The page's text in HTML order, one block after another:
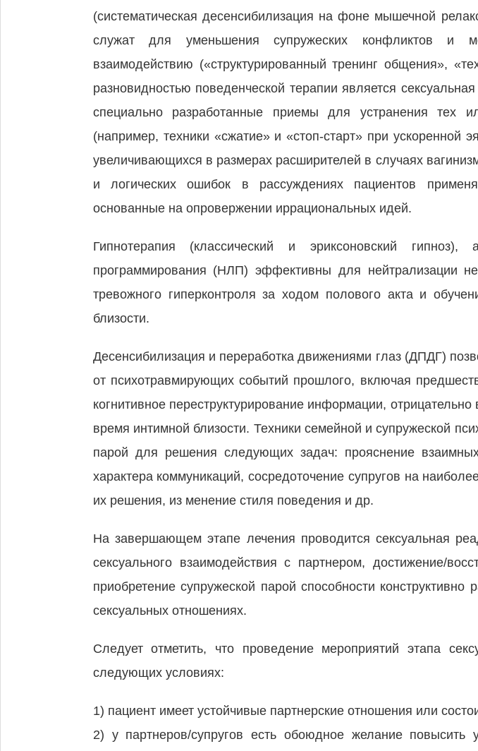
(систематическая десенсибилизация на фоне мышечной
служат для уменьшения супружеских конфликтов и
взаимодействию («структурированный тренинг общения»,
разновидностью поведенческой терапии является
специально разработанные приемы для устранения тех
(например, техники «сжатие» и «стоп-старт» при ускоренной
увеличивающихся в размерах расширителей в случаях
и логических ошибок в рассуждениях пациентов
основанные на опровержении иррациональных идей.
Гипнотерапия (классический и эриксоновский гипноз),
программирования (НЛП) эффективны для нейтрализации
тревожного гиперконтроля за ходом полового акта и
близости.
Десенсибилизация и переработка движениями глаз (ДПДГ)
от психотравмирующих событий прошлого, включая
когнитивное переструктурирование информации,
время интимной близости. Техники семейной и супружеской
парой для решения следующих задач: прояснение
характера коммуникаций, сосредоточение супругов на
их решения, из менение стиля поведения и др.
На завершающем этапе лечения проводится сексуальная
сексуального взаимодействия с партнером, достижение/
приобретение супружеской парой способности
сексуальных отношениях.
Следует отметить, что проведение мероприятий этапа
следующих условиях:
1) пациент имеет устойчивые партнерские отношения или
2) у партнеров/супругов есть обоюдное желание повысить